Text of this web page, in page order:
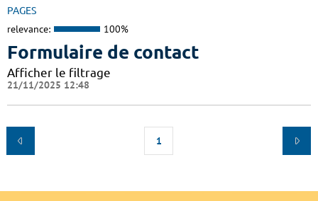
PAGES
relevance: 100%
Formulaire de contact
Afficher le filtrage
21/11/2025 12:48
1